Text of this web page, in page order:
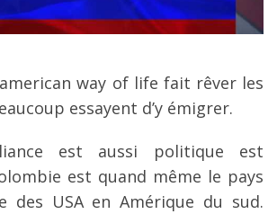
way of life fait rêver les
essayent d’y émigrer.
est aussi politique est
est quand même le pays
des USA en Amérique du sud.